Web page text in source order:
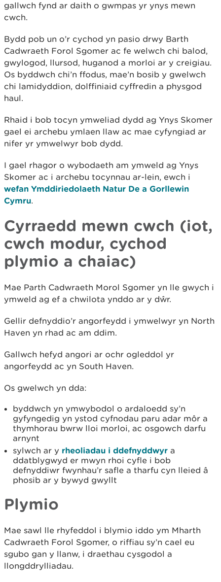
gallwch fynd ar daith o gwmpas yr ynys mewn
cwch.
Bydd pob un o’r cychod yn pasio drwy Barth
Cadwraeth Forol Sgomer ac fe welwch chi balod,
gwylogod, llursod, huganod a morloi ar y creigiau.
Os byddwch chi’n ffodus, mae’n bosib y gwelwch
chi lamidyddion, dolffiniaid cyffredin a physgod
haul.
Rhaid i bob tocyn ymweliad dydd ag Ynys Skomer
gael ei archebu ymlaen llaw ac mae cyfyngiad ar
nifer yr ymwelwyr bob dydd.
I gael rhagor o wybodaeth am ymweld ag Ynys
Skomer ac i archebu tocynnau ar-lein, ewch i
wefan Ymddiriedolaeth Natur De a Gorllewin
Cymru.
Cyrraedd mewn cwch (iot,
cwch modur, cychod
plymio a chaiac)
Mae Parth Cadwraeth Morol Sgomer yn lle gwych i
ymweld ag ef a chwilota ynddo ar y dŵr.
Gellir defnyddio’r angorfeydd i ymwelwyr yn North
Haven yn rhad ac am ddim.
Gallwch hefyd angori ar ochr ogleddol yr
angorfeydd ac yn South Haven.
Os gwelwch yn dda:
byddwch yn ymwybodol o ardaloedd sy’n
gyfyngedig yn ystod cyfnodau paru adar môr a
thymhorau bwrw lloi morloi, ac osgowch darfu
arnynt
sylwch ar y rheoliadau i ddefnyddwyr a
ddatblygwyd er mwyn rhoi cyfle i bob
defnyddiwr fwynhau’r safle a tharfu cyn lleied â
phosib ar y bywyd gwyllt
Plymio
Mae sawl lle rhyfeddol i blymio iddo ym Mharth
Cadwraeth Forol Sgomer, o riffiau sy’n cael eu
sgubo gan y llanw, i draethau cysgodol a
llongddrylliadau.